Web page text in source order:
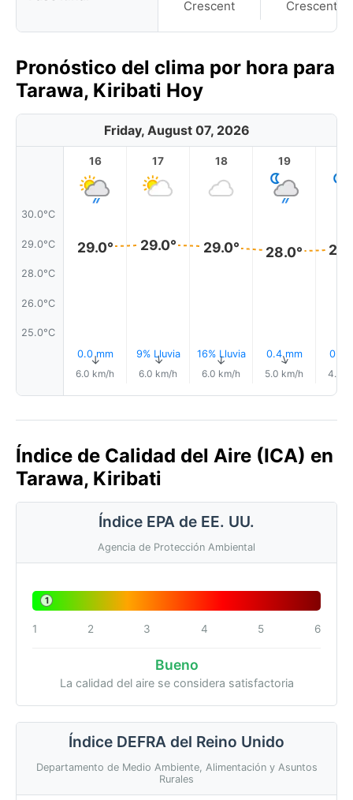
Crescent
Crescent
Pronóstico del clima por hora para
Tarawa, Kiribati Hoy
Friday, August 07, 2026
30.0°C
29.0°C
28.0°C
26.0°C
25.0°C
16
29.0°
0.0 mm
↑
6.0 km/h
17
29.0°
9% Lluvia
↑
6.0 km/h
18
29.0°
16% Lluvia
↑
6.0 km/h
19
28.0°
0.4 mm
↑
5.0 km/h
0.0
4.0
Índice de Calidad del Aire (ICA) en
Tarawa, Kiribati
Índice EPA de EE. UU.
Agencia de Protección Ambiental
1
1 2 3 4 5 6
Bueno
La calidad del aire se considera satisfactoria
Índice DEFRA del Reino Unido
Departamento de Medio Ambiente, Alimentación y Asuntos
Rurales